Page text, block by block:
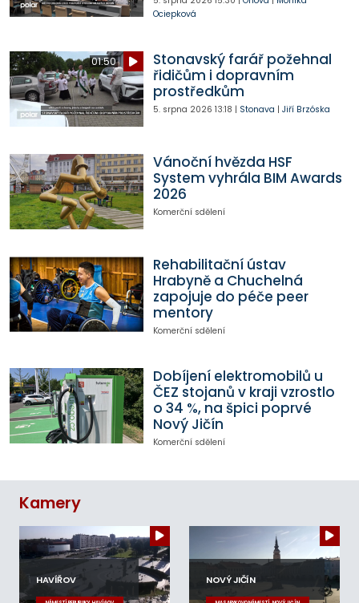
Ociepková
01:50
Stonavský farář požehnal
řidičům i dopravním
prostředkům
5. srpna 2026 13:18 | Stonava | Jiří Brzóska
Vánoční hvězda HSF
System vyhrála BIM Awards
2026
Komerční sdělení
Rehabilitační ústav
Hrabyně a Chuchelná
zapojuje do péče peer
mentory
Komerční sdělení
Dobíjení elektromobilů u
ČEZ stojanů v kraji vzrostlo
o 34 %, na špici poprvé
Nový Jičín
Komerční sdělení
Kamery
HAVÍŘOV NOVÝ JIČÍN